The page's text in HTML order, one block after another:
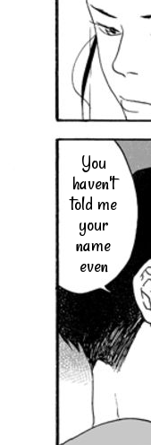
You
haven't
told me
your
name
even